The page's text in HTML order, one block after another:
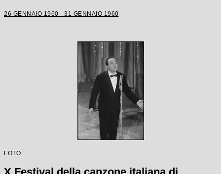
26 GENNAIO 1960 - 31 GENNAIO 1960
FOTO